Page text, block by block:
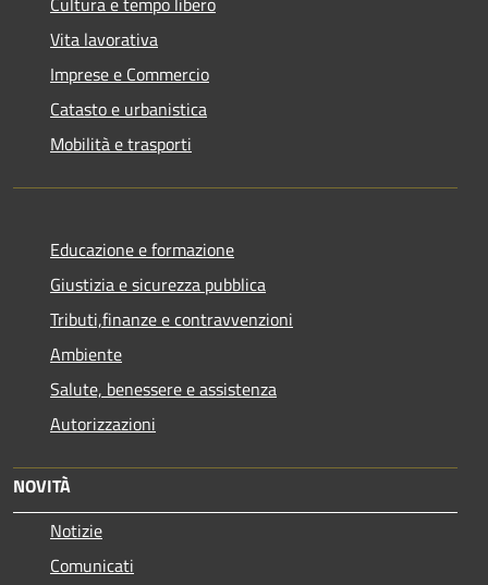
Vita lavorativa
Imprese e Commercio
Catasto e urbanistica
Mobilità e trasporti
Educazione e formazione
Giustizia e sicurezza pubblica
Tributi,finanze e contravvenzioni
Ambiente
Salute, benessere e assistenza
Autorizzazioni
NOVITÀ
Notizie
Comunicati